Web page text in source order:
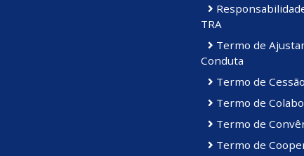
TRA
Termo de
Conduta
Termo de
Termo de
Termo de
Termo de